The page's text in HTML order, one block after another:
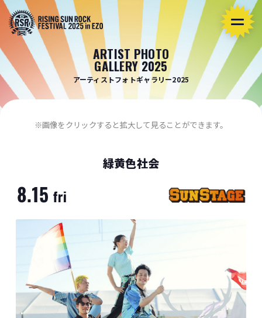
ARTIST PHOTO
GALLERY 2025
アーティストフォトギャラリー2025
※画像をクリックすると拡大して見ることができます。
緑黄色社会